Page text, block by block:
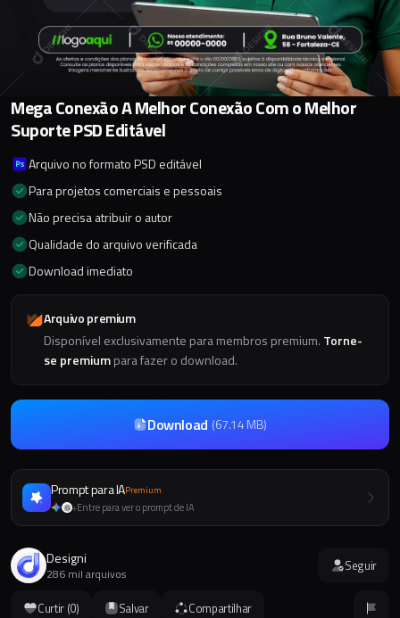
Curtir (0) Salvar Compartilhar
Mega Conexão A Melhor Conexão Com o Melhor
Suporte PSD Editável
Arquivo no formato PSD editável
Para projetos comerciais e pessoais
Não precisa atribuir o autor
Qualidade do arquivo verificada
Download imediato
Arquivo premium
Disponível exclusivamente para membros premium. Torne-
se premiumpara fazer o download.
Download (67.14 MB)
Prompt para IAPremium
+Entre para ver o prompt de IA
Designi
286 mil arquivos Seguir